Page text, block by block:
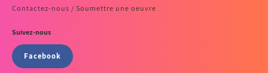
Contactez-nous / Soumettre une oeuvre
Suivez-nous
Facebook